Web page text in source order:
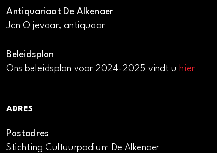
Antiquariaat De Alkenaer
Jan Oijevaar, antiquaar
Beleidsplan
Ons beleidsplan voor 2024-2025 vindt uhier
ADRES
Postadres
Stichting Cultuurpodium De Alkenaer